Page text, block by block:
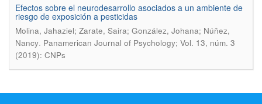
Efectos sobre el neurodesarrollo asociados a un ambiente de
riesgo de exposición a pesticidas
Molina, Jahaziel; Zarate, Saira; González, Johana; Núñez,
Nancy. Panamerican Journal of Psychology; Vol. 13, núm. 3
(2019): CNPs